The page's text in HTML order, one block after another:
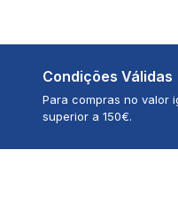
Condições Válidas
Para compras no valor
superior a 150€.